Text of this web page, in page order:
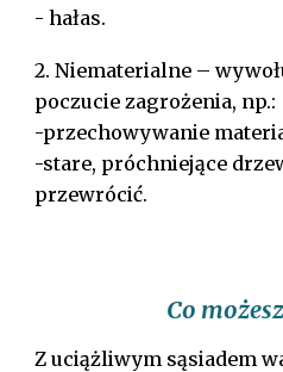
- hałas.
2. Niematerialne –
poczucie zagrożenia, np.:
-przechowywanie
-stare, próchniejące
przewrócić.
Co
Z uciążliwym sąsiadem